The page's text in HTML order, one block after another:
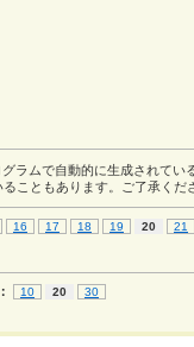
ラムで自動的に生成されてい
こともあります。ご了承くだ
16 17 18 19 20 21
10 20 30